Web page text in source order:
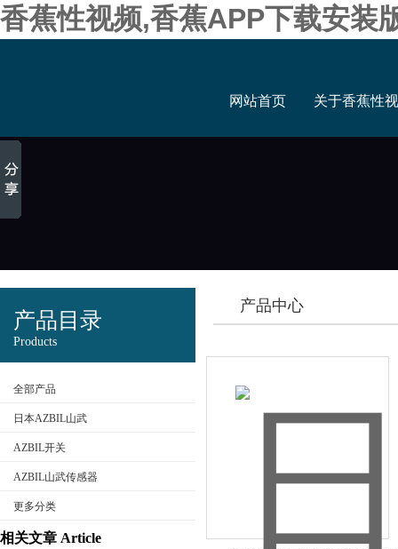
香蕉性视频,香蕉APP下载安装
网站首页 关于香蕉性
产品目录
Products
全部产品
日本AZBIL山武
AZBIL开关
AZBIL山武传感器
更多分类
相关文章 Article
产品中心